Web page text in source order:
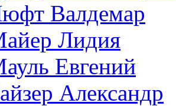
Валдемaр
Лидия
Евгений
Александр